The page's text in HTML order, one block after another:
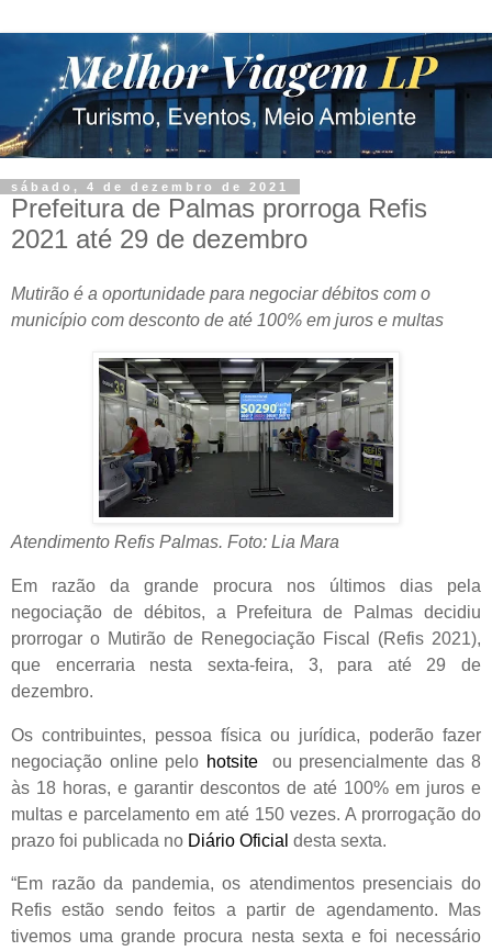
sábado, 4 de dezembro de 2021
Prefeitura de Palmas prorroga Refis
2021 até 29 de dezembro
Mutirão é a oportunidade para negociar débitos com o
município com desconto de até 100% em juros e multas
Atendimento Refis Palmas. Foto: Lia Mara
Em razão da grande procura nos últimos dias pela
negociação de débitos, a Prefeitura de Palmas decidiu
prorrogar o Mutirão de Renegociação Fiscal (Refis 2021),
que encerraria nesta sexta-feira, 3, para até 29 de
dezembro.
Os contribuintes, pessoa física ou jurídica, poderão fazer
negociação online pelo hotsite
ou presencialmente das 8
às 18 horas, e garantir descontos de até 100% em juros e
multas e parcelamento em até 150 vezes. A prorrogação do
prazo foi publicada no Diário Oficial desta sexta.
“Em razão da pandemia, os atendimentos presenciais do
Refis estão sendo feitos a partir de agendamento. Mas
tivemos uma grande procura nesta sexta e foi necessário